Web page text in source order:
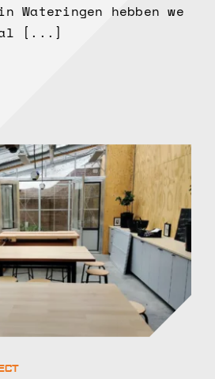
Wateringen hebben we
[...]